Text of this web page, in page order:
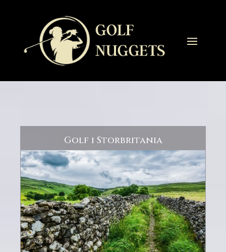
Golf i Storbritania